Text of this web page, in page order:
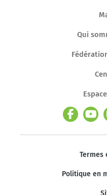
Qui
Termes
Politique en